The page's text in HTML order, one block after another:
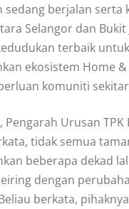
sedang berjalan serta
Selangor dan Bukit
terbaik
ekosistem Home &
komuniti
Urusan TPK
tidak semua
beberapa dekad
dengan
berkata,